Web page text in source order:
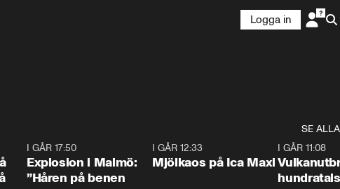
Logga in
SE ALLA
I GÅR 17:50
Explosion i Malmö:
”Håren på benen
I GÅR 12:33
Mjölkaos på Ica Maxi
I GÅR 11:08
hundratals